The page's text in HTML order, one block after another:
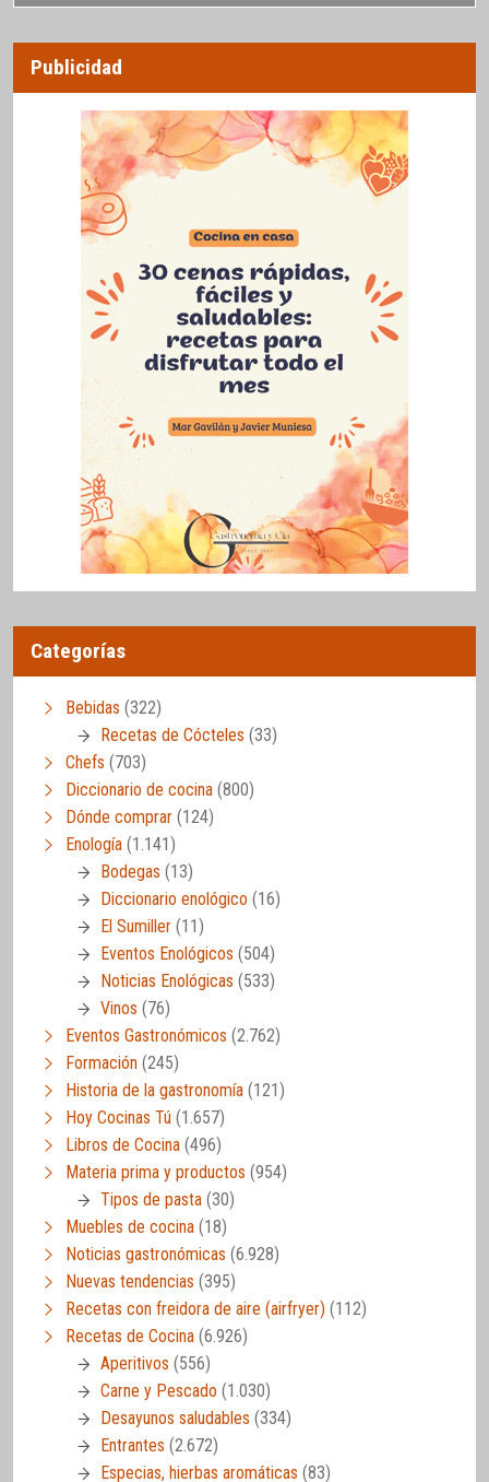
Publicidad
Categorías
Bebidas (322)
Recetas de Cócteles (33)
Chefs (703)
Diccionario de cocina (800)
Dónde comprar (124)
Enología (1.141)
Bodegas (13)
Diccionario enológico (16)
El Sumiller (11)
Eventos Enológicos (504)
Noticias Enológicas (533)
Vinos (76)
Eventos Gastronómicos (2.762)
Formación (245)
Historia de la gastronomía (121)
Hoy Cocinas Tú (1.657)
Libros de Cocina (496)
Materia prima y productos (954)
Tipos de pasta (30)
Muebles de cocina (18)
Noticias gastronómicas (6.928)
Nuevas tendencias (395)
Recetas con freidora de aire (airfryer) (112)
Recetas de Cocina (6.926)
Aperitivos (556)
Carne y Pescado (1.030)
Desayunos saludables (334)
Entrantes (2.672)
Especias, hierbas aromáticas (83)